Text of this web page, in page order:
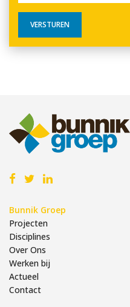
Bunnik Groep
Projecten
Disciplines
Over Ons
Werken bij
Actueel
Contact